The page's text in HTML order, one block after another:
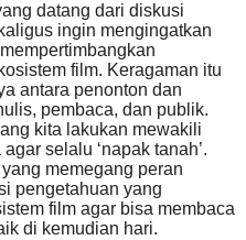
datang dari diskusi
ingin mengingatkan
film. Keragaman itu
antara penonton dan
pembaca, dan publik.
kita lakukan mewakili
selalu ‘napak tanah’.
memegang peran
pengetahuan yang
film agar bisa membaca
di kemudian hari.